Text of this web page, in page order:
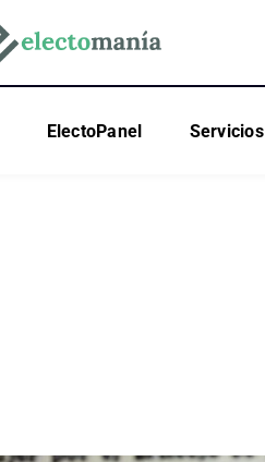
ElectoPanel Servicios